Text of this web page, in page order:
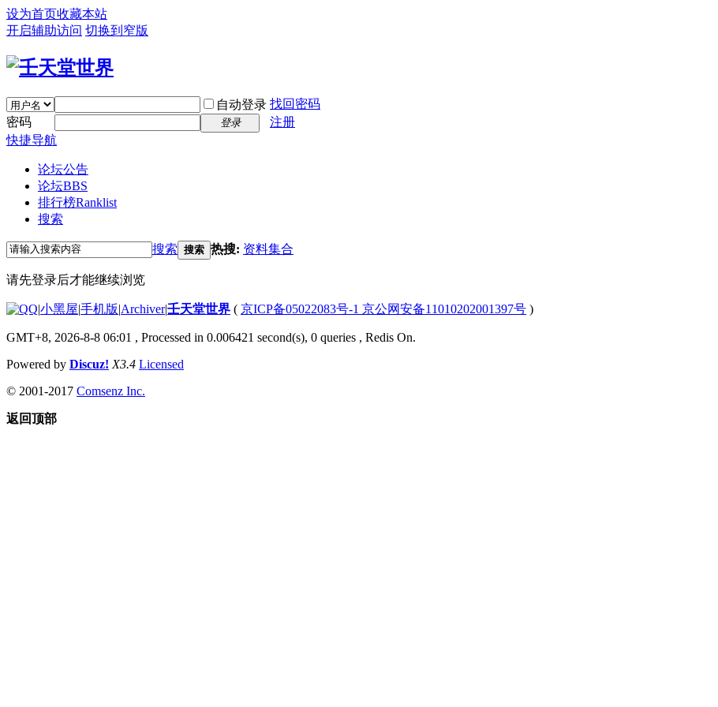
设为首页收藏本站
开启辅助访问 切换到窄版
自动登录 找回密码
密码
登录
注册
快捷导航
论坛公告
论坛BBS
排行榜Ranklist
搜索
搜索 搜索 热搜: 资料集合
请先登录后才能继续浏览
|小黑屋|手机版|Archiver|壬天堂世界 ( 京ICP备05022083号-1 京公网安备11010202001397号 )
GMT+8, 2026-8-8 06:01 , Processed in 0.006421 second(s), 0 queries , Redis On.
Powered by Discuz! X3.4 Licensed
© 2001-2017 Comsenz Inc.
返回顶部